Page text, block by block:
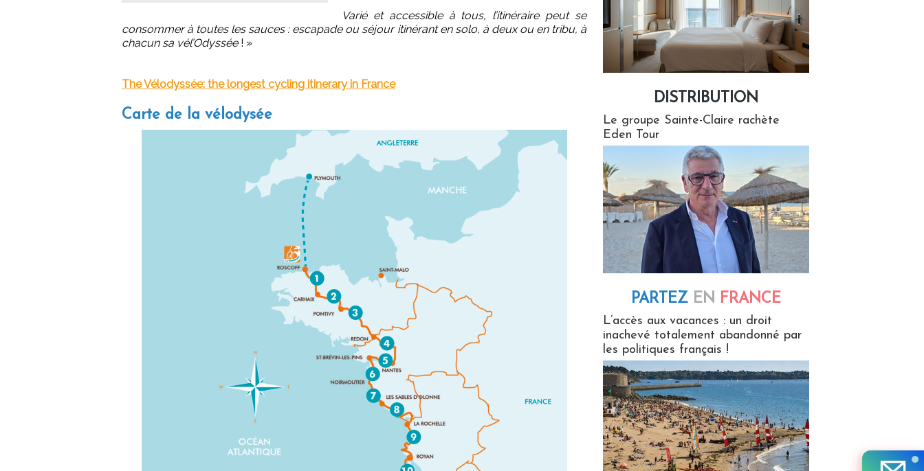
Varié et accessible à tous, l’itinéraire peut se
consommer à toutes les sauces : escapade ou séjour itinérant en solo, à deux ou en tribu, à
chacun sa vél’Odyssée! »
The Vélodyssée: the longest cycling itinerary in France
Carte de la vélodysée
DISTRIBUTION
Le groupe Sainte-Claire rachète
Eden Tour
PARTEZ EN FRANCE
L’accès aux vacances : un droit
inachevé totalement abandonné par
les politiques français !